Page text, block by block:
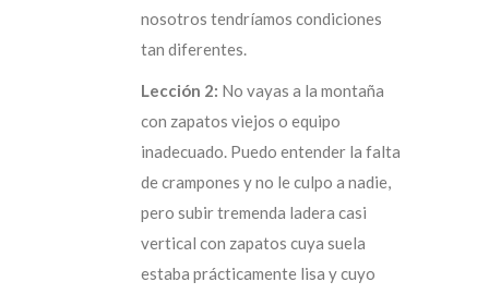
nosotros tendríamos condiciones
tan diferentes.
Lección 2: No vayas a la montaña
con zapatos viejos o equipo
inadecuado. Puedo entender la falta
de crampones y no le culpo a nadie,
pero subir tremenda ladera casi
vertical con zapatos cuya suela
estaba prácticamente lisa y cuyo